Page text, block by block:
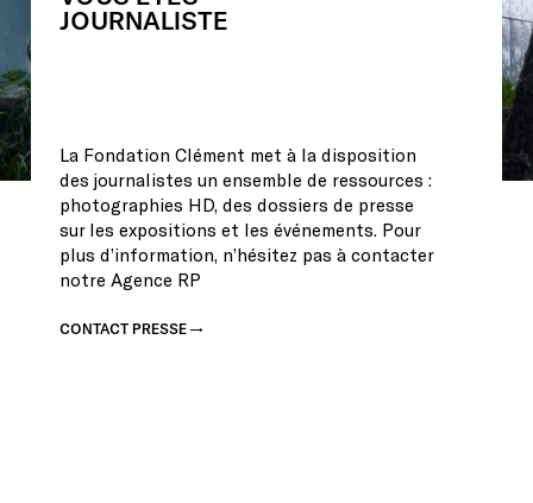
JOURNALISTE
La Fondation Clément met à la disposition
des journalistes un ensemble de ressources :
photographies HD, des dossiers de presse
sur les expositions et les événements. Pour
plus d’information, n’hésitez pas à contacter
notre Agence RP
CONTACT PRESSE